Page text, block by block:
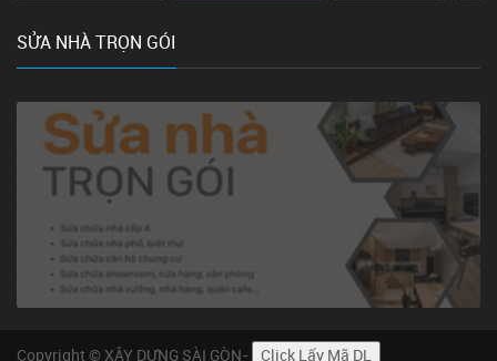
SỬA NHÀ TRỌN GÓI
Copyright © XÂY DỰNG SÀI GÒN- Click Lấy Mã DL